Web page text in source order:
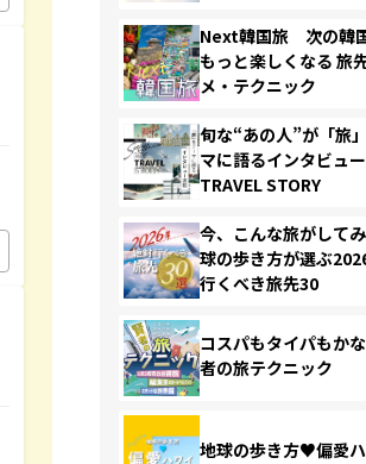
Next韓国旅 次の韓
もっと楽しくなる 旅
メ・テクニック
旬な“あの人”が「旅
マに語るインタビュ
TRAVEL STORY
今、こんな旅がして
球の歩き方が選ぶ
行くべき旅先30
コスパもタイパもか
者の旅テクニック
地球の歩き方♥偏愛